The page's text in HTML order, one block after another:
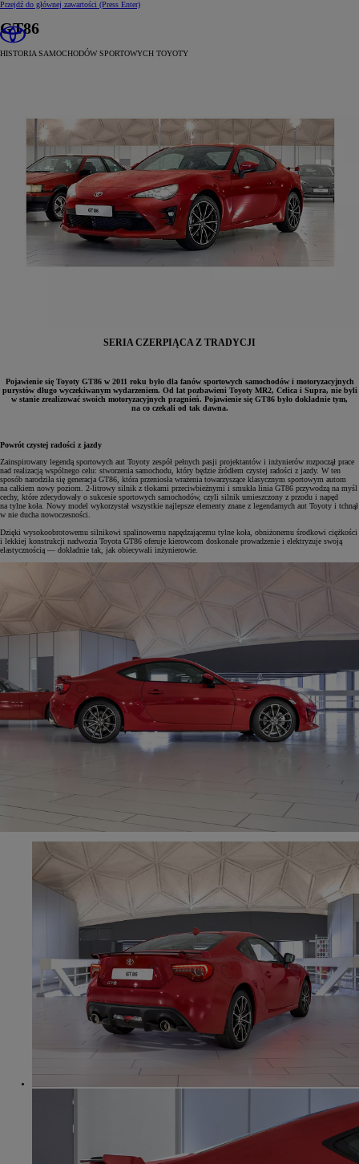
Przejdź do głównej zawartości (Press Enter)
GT86
HISTORIA SAMOCHODÓW SPORTOWYCH TOYOTY
SERIA CZERPIĄCA Z TRADYCJI
Pojawienie się Toyoty GT86 w 2011 roku było dla fanów sportowych samochodów i motoryzacyjnych
purystów długo wyczekiwanym wydarzeniem. Od lat pozbawieni Toyoty MR2, Celica i Supra, nie byli
w stanie zrealizować swoich motoryzacyjnych pragnień. Pojawienie się GT86 było dokładnie tym,
na co czekali od tak dawna.
Powrót czystej radości z jazdy
Zainspirowany legendą sportowych aut Toyoty zespół pełnych pasji projektantów i inżynierów rozpoczął prace
nad realizacją wspólnego celu: stworzenia samochodu, który będzie źródłem czystej radości z jazdy. W ten
sposób narodziła się generacja GT86, która przeniosła wrażenia towarzyszące klasycznym sportowym autom
na całkiem nowy poziom. 2-litrowy silnik z tłokami przeciwbieżnymi i smukła linia GT86 przywodzą na myśl
cechy, które zdecydowały o sukcesie sportowych samochodów, czyli silnik umieszczony z przodu i napęd
na tylne koła. Nowy model wykorzystał wszystkie najlepsze elementy znane z legendarnych aut Toyoty i tchnął
w nie ducha nowoczesności.
Dzięki wysokoobrotowemu silnikowi spalinowemu napędzającemu tylne koła, obniżonemu środkowi ciężkości
i lekkiej konstrukcji nadwozia Toyota GT86 oferuje kierowcom doskonałe prowadzenie i elektryzuje swoją
elastycznością — dokładnie tak, jak obiecywali inżynierowie.